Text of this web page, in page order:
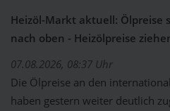
Heizöl-Markt aktuell: Ölpreise
nach oben - Heizölpreise
07.08.2026, 08:37 Uhr
Die Ölpreise an den
haben gestern weiter deutlich